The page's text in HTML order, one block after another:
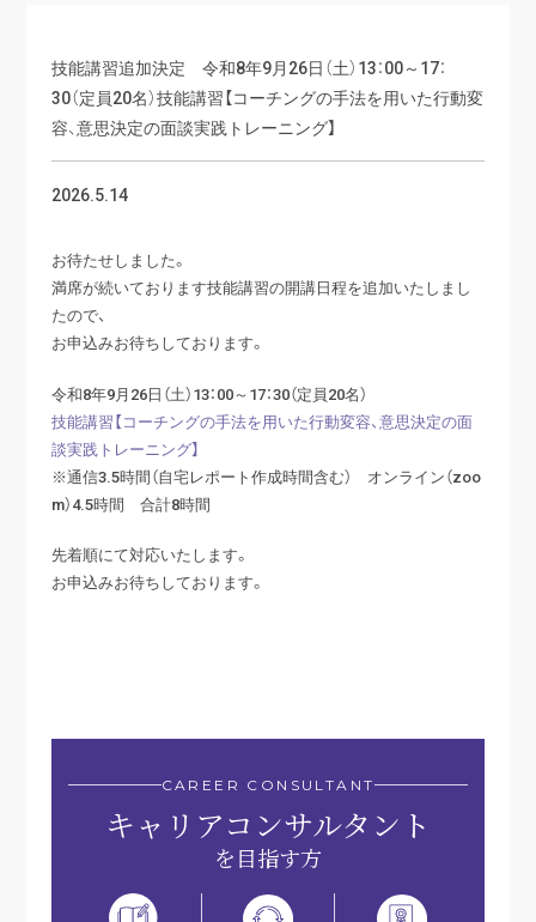
技能講習追加決定 令和8年9月26日（土）13：00～17：
30（定員20名）技能講習【コーチングの手法を用いた行動変
容、意思決定の面談実践トレーニング】
2026.5.14
お待たせしました。
満席が続いております技能講習の開講日程を追加いたしまし
たので、
お申込みお待ちしております。
令和8年9月26日（土）13：00～17：30（定員20名）
技能講習【コーチングの手法を用いた行動変容、意思決定の面
談実践トレーニング】
※通信3.5時間（自宅レポート作成時間含む） オンライン（zoo
m）4.5時間 合計8時間
先着順にて対応いたします。
お申込みお待ちしております。
CAREER CONSULTANT
キャリアコンサルタント
を目指す方